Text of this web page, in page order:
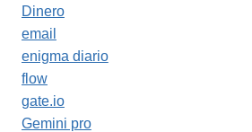
Dinero
email
enigma diario
flow
gate.io
Gemini pro